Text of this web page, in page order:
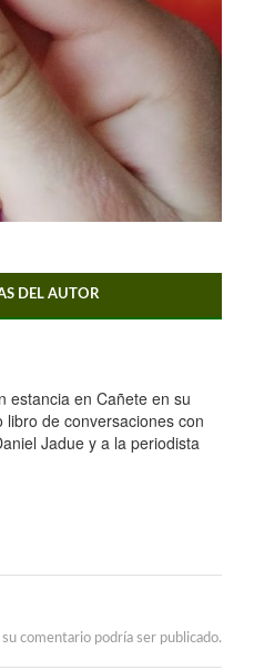
DEL AUTOR
estancia en Cañete en su
de conversaciones con
Jadue y a la periodista
comentario podría ser publicado.